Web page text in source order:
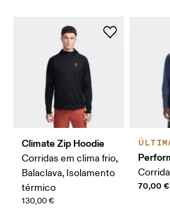
Climate Zip Hoodie
Corridas em clima frio,
Balaclava, Isolamento
térmico
130,00 €
70,00 €